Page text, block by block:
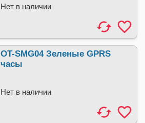
Нет в наличии
OT-SMG04 Зеленые GPRS
часы
Нет в наличии